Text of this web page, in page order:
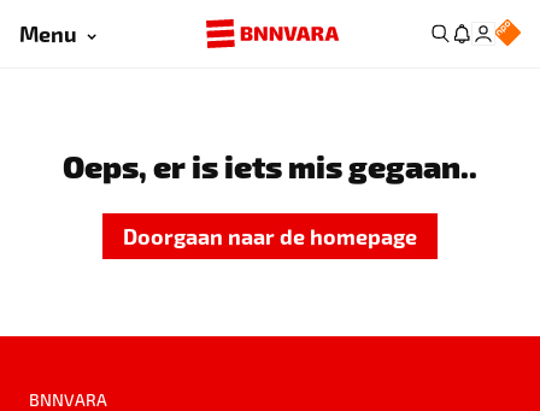
Menu
Oeps, er is iets mis gegaan..
Doorgaan naar de homepage
BNNVARA